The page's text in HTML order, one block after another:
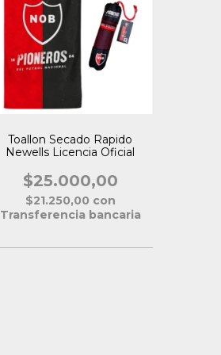
Toallon Secado Rapido
Newells Licencia Oficial
$25.000,00
$21.250,00 con
Transferencia bancaria